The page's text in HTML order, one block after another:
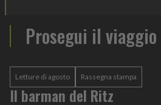
Prosegui il viaggio
Letture di agosto Rassegna stampa
Il barman del Ritz